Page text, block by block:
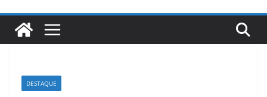
DESTAQUE